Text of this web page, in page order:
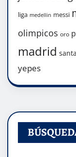
liga medellin messi
olimpicos oro
madrid
yepes